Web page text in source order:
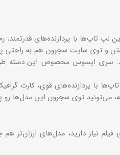
تاپ‌ها با پردازنده‌های قدرتمند،
و توی سایت سجرون هم به راحتی
سری ایسوس مخصوص این دسته
با پردازنده‌های قوی، کارت
می‌تونید توی سجرون این مدل‌ها رو
نیاز دارید، مدل‌های ارزان‌تر